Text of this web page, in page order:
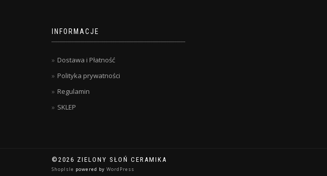
INFORMACJE
Dostawa i Płatność
Polityka prywatności
Regulamin
SKLEP
©2026 ZIELONY SŁOŃ CERAMIKA
ShopIsle powered by WordPress